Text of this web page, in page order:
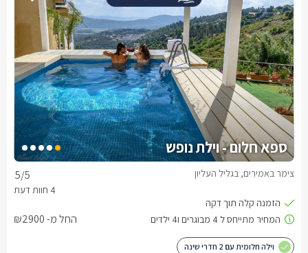
ספא חלום - וילת נופש
5/5 צימר באמירים, בגליל העליון
החל מ- ₪2900
וילה חלומית עם 2 חדרי שינה